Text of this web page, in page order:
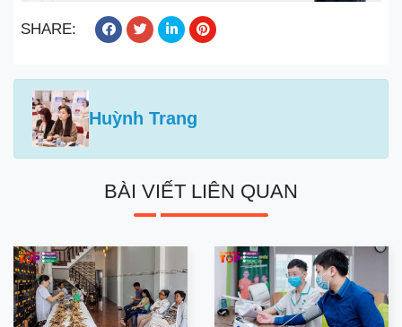
SHARE:
Huỳnh Trang
BÀI VIẾT LIÊN QUAN